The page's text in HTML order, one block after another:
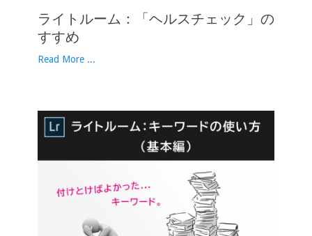
ライトルーム：「ヘルスチェック」の
すすめ
Read More ...